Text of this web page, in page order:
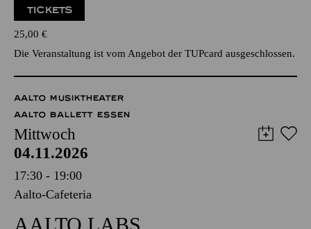
Werke von George Gershwin, Isaac Albéniz, Kurt Weill
Veranstalter: Essener Studentenorchester e.V.
TICKETS
25,00€
Die Veranstaltung ist vom Angebot der TUPcard ausgeschlossen.
AALTO MUSIKTHEATER
AALTO BALLETT ESSEN
Mittwoch
04.11.2026
17:30 - 19:00